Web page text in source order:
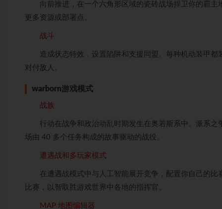
向前推进，在一个六角形区域的瓷砖战场捍卫你的霸主
更多资源或部署点。
战斗
造成状态特效，设置陷阱和支援同盟。每种机动装甲都
对付敌人。
warborn游戏模式
战族
行动在战争和政治动乱时期发生在奥若斯系中。派系之
场由 40 多个任务构成的故事驱动的战役。
遭遇战和多玩家模式
在遭遇战模式中与人工智能展开竞争，配置你自己的比
比赛，以智取胜游戏世界中各地的指挥官。
MAP 地图编辑器